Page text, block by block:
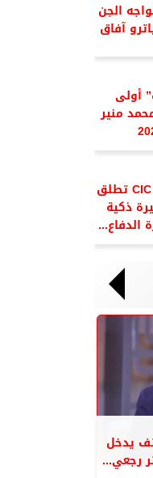
الجن
آفاق
أولى
منير
هندسة اتصالات CIC تطلق
ذكية
الدفاع...
يدخل
رجعي...